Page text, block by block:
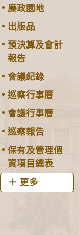
廉政園地
出版品
預決算及會計
報告
會議紀錄
巡察行事曆
會議行事曆
巡察報告
保有及管理個
資項目總表
更多